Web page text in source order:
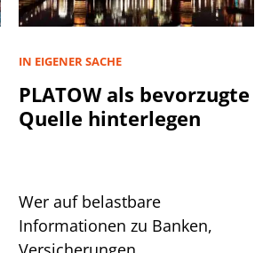
IN EIGENER SACHE
PLATOW als bevorzugte
Quelle hinterlegen
Wer auf belastbare
Informationen zu Banken,